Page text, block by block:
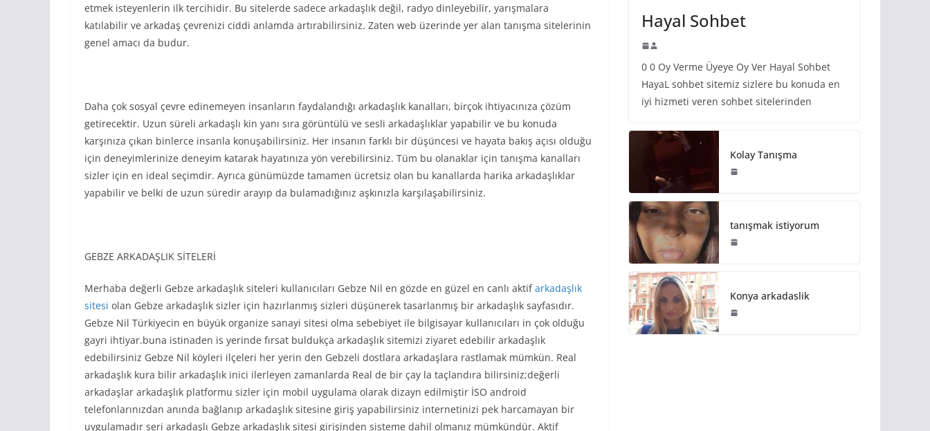
etmek isteyenlerin ilk tercihidir. Bu sitelerde sadece arkadaşlık değil, radyo dinleyebilir, yarışmalara
katılabilir ve arkadaş çevrenizi ciddi anlamda artırabilirsiniz. Zaten web üzerinde yer alan tanışma sitelerinin
genel amacı da budur.
Daha çok sosyal çevre edinemeyen insanların faydalandığı arkadaşlık kanalları, birçok ihtiyacınıza çözüm
getirecektir. Uzun süreli arkadaşlı kin yanı sıra görüntülü ve sesli arkadaşlıklar yapabilir ve bu konuda
karşınıza çıkan binlerce insanla konuşabilirsiniz. Her insanın farklı bir düşüncesi ve hayata bakış açısı olduğu
için deneyimlerinize deneyim katarak hayatınıza yön verebilirsiniz. Tüm bu olanaklar için tanışma kanalları
sizler için en ideal seçimdir. Ayrıca günümüzde tamamen ücretsiz olan bu kanallarda harika arkadaşlıklar
yapabilir ve belki de uzun süredir arayıp da bulamadığınız aşkınızla karşılaşabilirsiniz.
GEBZE ARKADAŞLIK SİTELERİ
Merhaba değerli Gebze arkadaşlık siteleri kullanıcıları Gebze Nil en gözde en güzel en canlı aktifarkadaşlık
sitesi olan Gebze arkadaşlık sizler için hazırlanmış sizleri düşünerek tasarlanmış bir arkadaşlık sayfasıdır.
Gebze Nil Türkiyecin en büyük organize sanayi sitesi olma sebebiyet ile bilgisayar kullanıcıları in çok olduğu
gayri ihtiyar.buna istinaden is yerinde fırsat buldukça arkadaşlık sitemizi ziyaret edebilir arkadaşlık
edebilirsiniz Gebze Nil köyleri ilçeleri her yerin den Gebzeli dostlara arkadaşlara rastlamak mümkün. Real
arkadaşlık kura bilir arkadaşlık inici ilerleyen zamanlarda Real de bir çay la taçlandıra bilirsiniz;değerli
arkadaşlar arkadaşlık platformu sizler için mobil uygulama olarak dizayn edilmiştir İSO android
telefonlarınızdan anında bağlanıp arkadaşlık sitesine giriş yapabilirsiniz internetinizi pek harcamayan bir
uygulamadır seri arkadaşlı Gebze arkadaşlık sitesi girişinden sisteme dahil olmanız mümkündür. Aktif
Hayal Sohbet
0 0 Oy Verme Üyeye Oy Ver Hayal Sohbet
HayaL sohbet sitemiz sizlere bu konuda en
iyi hizmeti veren sohbet sitelerinden
Kolay Tanışma
tanışmak istiyorum
Konya arkadaslik